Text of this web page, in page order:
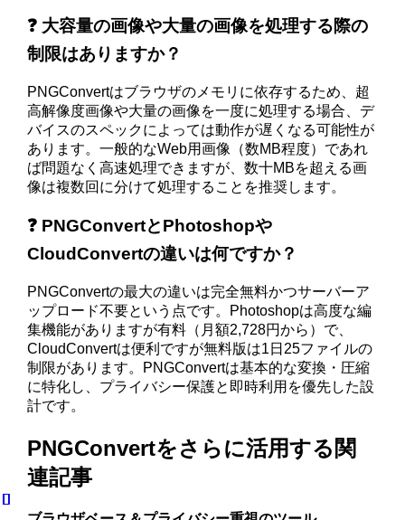
❓ 大容量の画像や大量の画像を処理する際の
制限はありますか？
PNGConvertはブラウザのメモリに依存するため、超
高解像度画像や大量の画像を一度に処理する場合、デ
バイスのスペックによっては動作が遅くなる可能性が
あります。一般的なWeb用画像（数MB程度）であれ
ば問題なく高速処理できますが、数十MBを超える画
像は複数回に分けて処理することを推奨します。
❓ PNGConvertとPhotoshopや
CloudConvertの違いは何ですか？
PNGConvertの最大の違いは完全無料かつサーバーア
ップロード不要という点です。Photoshopは高度な編
集機能がありますが有料（月額2,728円から）で、
CloudConvertは便利ですが無料版は1日25ファイルの
制限があります。PNGConvertは基本的な変換・圧縮
に特化し、プライバシー保護と即時利用を優先した設
計です。
PNGConvertをさらに活用する関
連記事